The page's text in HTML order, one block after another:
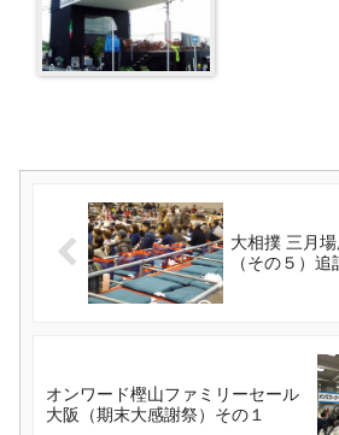
大相撲 三月
（その５）追
オンワード樫山ファミリーセール
大阪（期末大感謝祭）その１